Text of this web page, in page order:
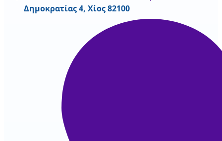
Δημοκρατίας 4, Χίος 82100